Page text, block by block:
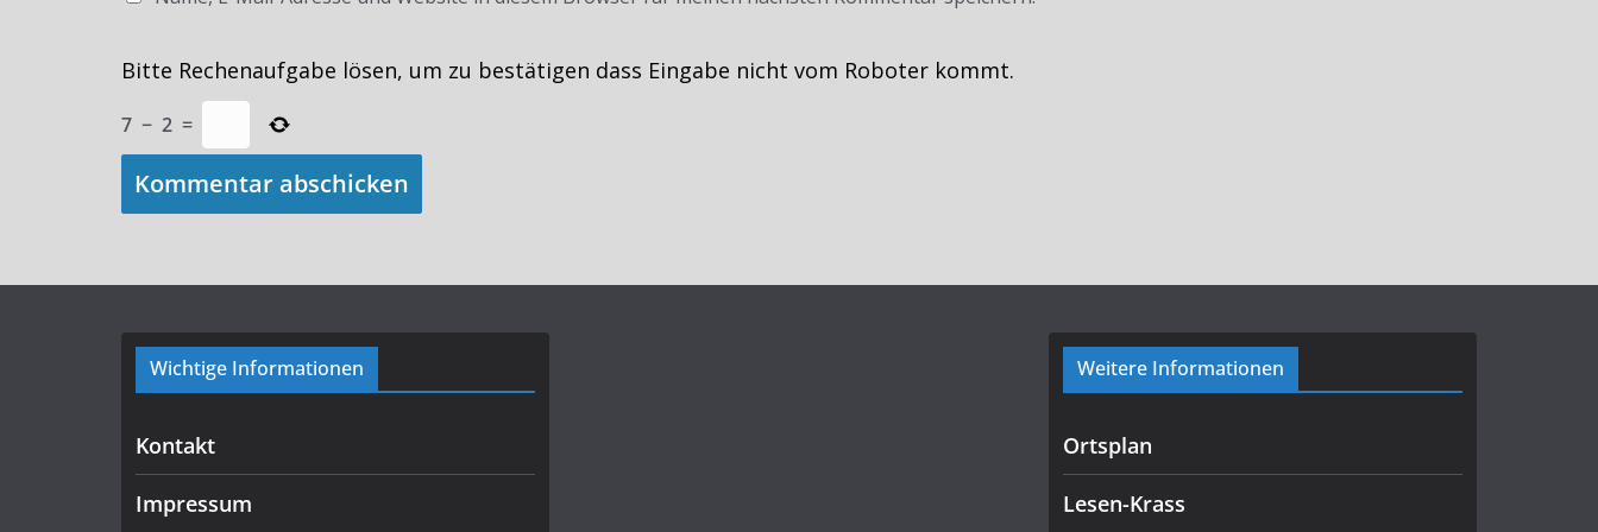
Bitte Rechenaufgabe lösen, um zu bestätigen dass Eingabe nicht vom Roboter kommt.
7 − 2 =
Wichtige Informationen
Kontakt
Impressum
Weitere Informationen
Ortsplan
Lesen-Krass